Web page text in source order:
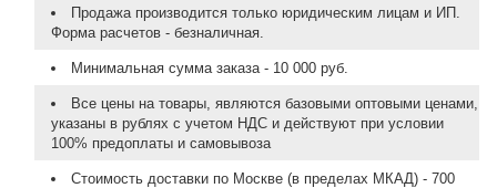
Продажа производится только юридическим лицам и ИП.
Форма расчетов - безналичная.
Минимальная сумма заказа - 10 000 руб.
Все цены на товары, являются базовыми оптовыми ценами,
указаны в рублях с учетом НДС и действуют при условии
100% предоплаты и самовывоза
Стоимость доставки по Москве (в пределах МКАД) - 700